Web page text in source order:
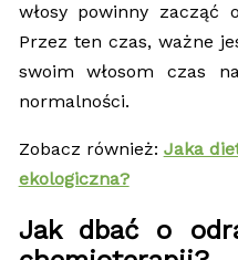
włosy powinny zacząć
Przez ten czas, ważne
swoim włosom czas
normalności.
Zobacz również: Jaka
ekologiczna?
Jak dbać o